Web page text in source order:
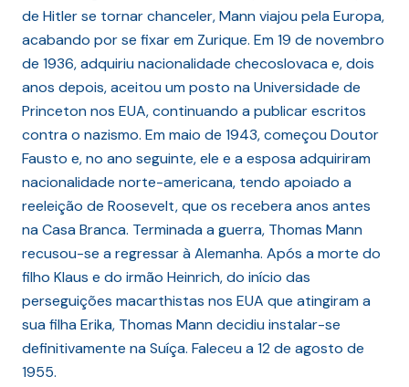
de Hitler se tornar chanceler, Mann viajou pela Europa,
acabando por se fixar em Zurique. Em 19 de novembro
de 1936, adquiriu nacionalidade checoslovaca e, dois
anos depois, aceitou um posto na Universidade de
Princeton nos EUA, continuando a publicar escritos
contra o nazismo. Em maio de 1943, começou Doutor
Fausto e, no ano seguinte, ele e a esposa adquiriram
nacionalidade norte-americana, tendo apoiado a
reeleição de Roosevelt, que os recebera anos antes
na Casa Branca. Terminada a guerra, Thomas Mann
recusou-se a regressar à Alemanha. Após a morte do
filho Klaus e do irmão Heinrich, do início das
perseguições macarthistas nos EUA que atingiram a
sua filha Erika, Thomas Mann decidiu instalar-se
definitivamente na Suíça. Faleceu a 12 de agosto de
1955.